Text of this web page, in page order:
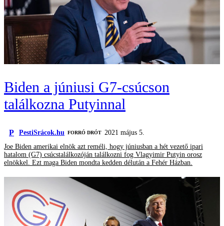
Biden a júniusi G7-csúcson
találkozna Putyinnal
P PestiSrácok.hu FORRÓ DRÓT
2021 május 5.
Joe Biden amerikai elnök azt reméli, hogy júniusban a hét vezető ipari
hatalom (G7) csúcstalálkozóján találkozni fog Vlagyimir Putyin orosz
elnökkel. Ezt maga Biden mondta kedden délután a Fehér Házban.